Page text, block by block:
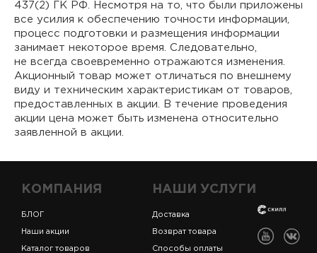
437(2) ГК РФ. Несмотря на то, что были приложены
все усилия к обеспечению точности информации,
процесс подготовки и размещения информации
занимает некоторое время. Следовательно,
не всегда своевременно отражаются изменения.
Акционный товар может отличаться по внешнему
виду и техническим характеристикам от товаров,
предоставленных в акции. В течение проведения
акции цена может быть изменена относительно
заявленной в акции.
КОМПАНИЯ
БЛОГ
Наши акции
Каталог товаров
НАШИ УСЛУГИ
Доставка
Возврат товара
Способы оплаты